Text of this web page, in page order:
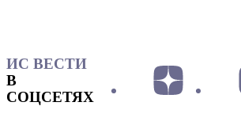
ИС ВЕСТИ
В
СОЦСЕТЯХ